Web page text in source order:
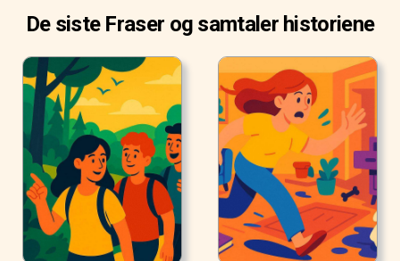
De siste Fraser og samtaler historiene